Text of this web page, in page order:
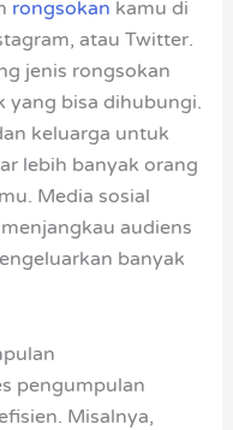
rongsokan kamu di
atau Twitter.
jenis rongsokan
yang bisa dihubungi.
keluarga untuk
lebih banyak orang
Media sosial
audiens
banyak
pengumpulan
Misalnya,